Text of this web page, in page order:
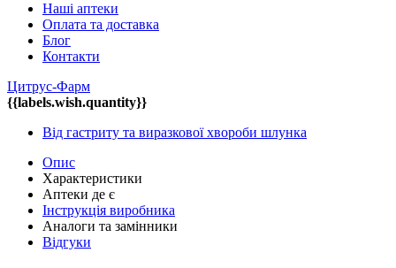
Наші аптеки
Оплата та доставка
Блог
Контакти
Цитрус-Фарм
{{labels.wish.quantity}}
Від гастриту та виразкової хвороби шлунка
Опис
Характеристики
Аптеки де є
Інструкція виробника
Аналоги та замінники
Відгуки